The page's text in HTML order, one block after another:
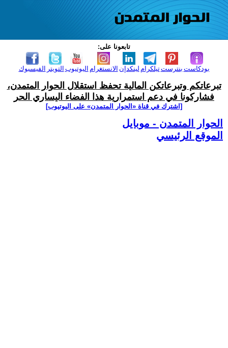
تابعونا على:
الفيسبوك التويتر اليوتيوب الانستغرام لينكدإن تيلكرامبنترست بودكاست
تبرعاتكم وتبرعاتكن المالية تحفظ استقلال الحوار المتمدن،
فشاركونا في دعم استمرارية هذا الفضاء اليساري الحر
[اشترك في قناة ‫«الحوار المتمدن» على اليوتيوب]
الحوار المتمدن - موبايل
الموقع الرئيسي